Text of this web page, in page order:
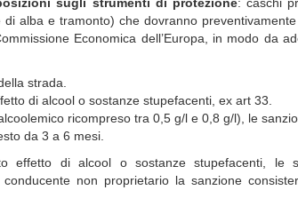
alba e tramonto) che dovranno
Economica dell’Europa, in modo da
strada.
di alcool o sostanze stupefacenti, ex art 33.
ricompreso tra 0,5 g/l e 0,8 g/l), le
da 3 a 6 mesi.
effetto di alcool o sostanze stupefacenti, le
non proprietario la sanzione